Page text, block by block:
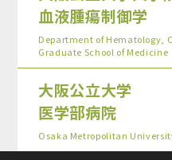
血液腫瘍制御学
Department of Hematology,
Graduate School of Medicine
大阪公立大学
医学部病院
Osaka Metropolitan